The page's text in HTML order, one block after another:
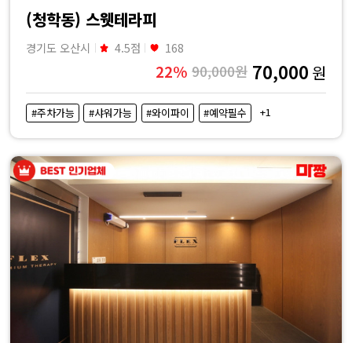
(청학동) 스웻테라피
경기도 오산시 4.5점 168
22% 90,000원 70,000 원
#주차가능 #샤워가능 #와이파이 #예약필수 +1